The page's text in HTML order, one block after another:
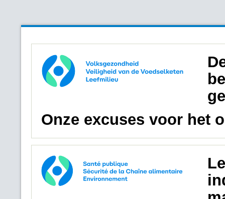
Onze excuses voor het